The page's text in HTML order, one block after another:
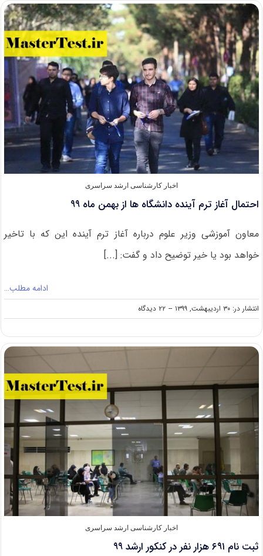
اخبار کارشناسی ارشد سراسری
احتمال آغاز ترم آینده دانشگاه ها از بهمن ماه ۹۹
معاون آموزشی وزیر علوم درباره آغاز ترم آینده این که با تاخیر
خواهد بود یا خیر توضیح داد و گفت: [...]
ادامه مطلب…
انتشار در: ۳۰ اردیبهشت, ۱۳۹۹ -- ۲۲ دیدگاه
on
احتمال
ترم
از
۹۹
اخبار کارشناسی ارشد سراسری
ثبت نام ۶۹۱ هزار نفر در کنکور ارشد ۹۹